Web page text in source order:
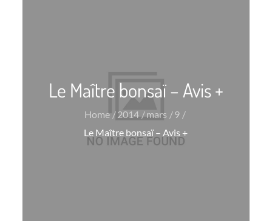
Le Maître bonsaï – Avis +
Home 2014 mars
9
Le Maître bonsaï – Avis +